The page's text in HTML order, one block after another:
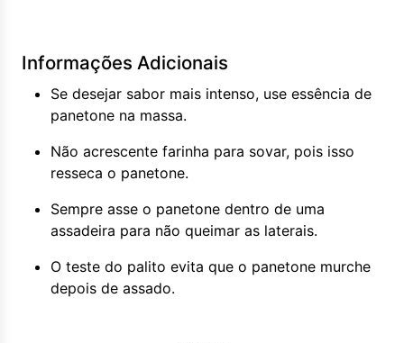
Informações Adicionais
Se desejar sabor mais intenso, use essência de
panetone na massa.
Não acrescente farinha para sovar, pois isso
resseca o panetone.
Sempre asse o panetone dentro de uma
assadeira para não queimar as laterais.
O teste do palito evita que o panetone murche
depois de assado.